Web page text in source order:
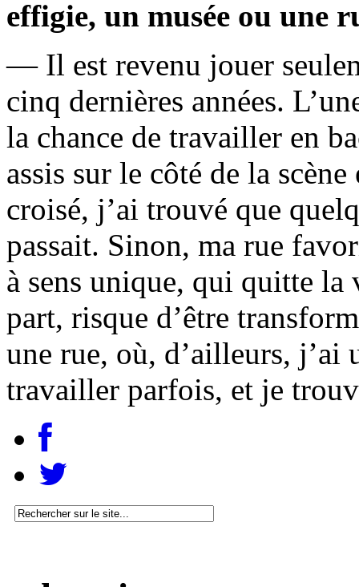
effigie, un musée ou une
— Il est revenu jouer
cinq dernières années.
la chance de travailler en
assis sur le côté de la
croisé, j’ai trouvé que
passait. Sinon, ma rue
à sens unique, qui quitte
part, risque d’être
une rue, où, d’ailleurs, j’ai
travailler parfois, et je